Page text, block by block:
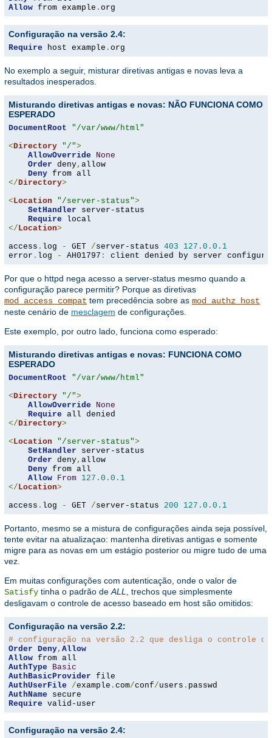
Allow from example . org
Configuração na versão 2.4:
Require host example . org
No exemplo a seguir, misturar diretivas antigas e novas leva a
resultados inesperados.
Misturando diretivas antigas e novas: NÃO FUNCIONA COMO
ESPERADO
DocumentRoot
"/var/www/html"
<Directory "/">
AllowOverride
None
Order deny, allow
Deny
</Directory>
<Location "/server-status">
SetHandler server-status
Require
</Location>
access . log - GET /server-status 403 127.0 . 0.1
error . log - AH01797 : client denied by server
Por que o httpd nega acesso a server-status mesmo quando a
configuração parece permitir? Porque as diretivas
mod_access_compat tem precedência sobre as mod_authz_host
neste cenário de mesclagem de configurações.
Este exemplo, por outro lado, funciona como esperado:
Misturando diretivas antigas e novas: FUNCIONA COMO
ESPERADO
DocumentRoot
"/var/www/html"
<Directory "/">
AllowOverride
None
Require
</Directory>
<Location "/server-status">
SetHandler server-status
Order deny, allow
Deny from all
Allow From 127.0 . 0.1
</Location>
access . log - GET /server-status 200 127.0 . 0.1
Portanto, mesmo se a mistura de configurações ainda seja possível,
tente evitar na atualizaçao: mantenha diretivas antigas e somente
migre para as novas em um estágio posterior ou migre tudo de uma
vez.
Em muitas configurações com autenticação, onde o valor de
Satisfy tinha o padrão de ALL
, trechos que simplesmente
desligavam o controle de acesso baseado em host são omitidos:
Configuração na versão 2.2:
# configuração na versão 2.2 que desliga o controle de
Order Deny, Allow
Allow
AuthType
Basic
AuthBasicProvider
AuthUserFile
/example . com/conf/users .
AuthName
Require valid-user
Configuração na versão 2.4: